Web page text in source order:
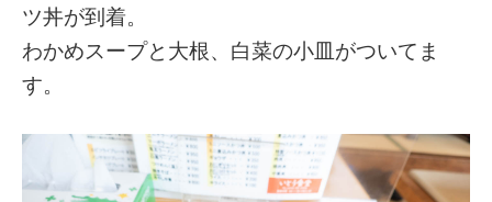
ツ丼が到着。
わかめスープと大根、白菜の小皿がついてま
す。